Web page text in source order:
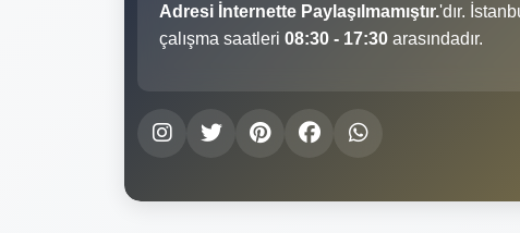
Adresi İnternette Paylaşılmamıştır.'dır.
çalışma saatleri 08:30 - 17:30 arasındadır.